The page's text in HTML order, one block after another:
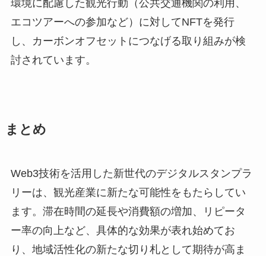
環境に配慮した観光行動（公共交通機関の利用、
エコツアーへの参加など）に対してNFTを発行
し、カーボンオフセットにつなげる取り組みが検
討されています。
まとめ
Web3技術を活用した新世代のデジタルスタンプラ
リーは、観光産業に新たな可能性をもたらしてい
ます。滞在時間の延長や消費額の増加、リピータ
ー率の向上など、具体的な効果が表れ始めてお
り、地域活性化の新たな切り札として期待が高ま